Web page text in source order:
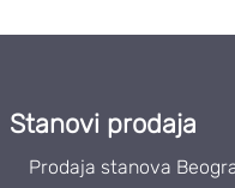
Stanovi prodaja
Prodaja stanova